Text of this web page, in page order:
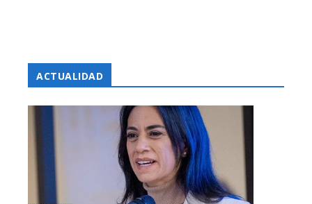
ACTUALIDAD